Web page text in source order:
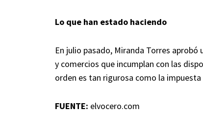
Lo que han estado haciendo
En julio pasado, Miranda Torres
y comercios que incumplan con las
orden es tan rigurosa como la impuesta
FUENTE: elvocero.com